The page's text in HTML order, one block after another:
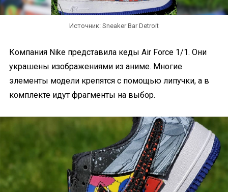
Источник: Sneaker Bar Detroit
Компания Nike представила кеды Air Force 1/1. Они
украшены изображениями из аниме. Многие
элементы модели крепятся с помощью липучки, а в
комплекте идут фрагменты на выбор.